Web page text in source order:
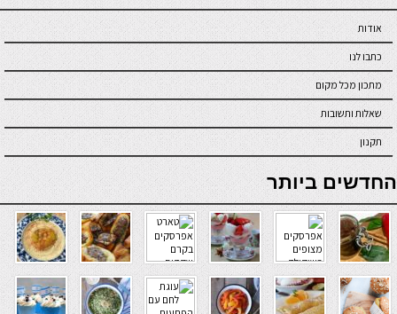
אודות
כתבו לנו
מתכון מכל מקום
שאלות ותשובות
תקנון
online casino
החדשים ביותר